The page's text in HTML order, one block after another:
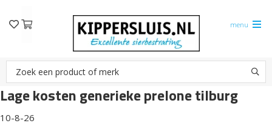
menu
Lage kosten generieke prelone tilburg
10-8-26